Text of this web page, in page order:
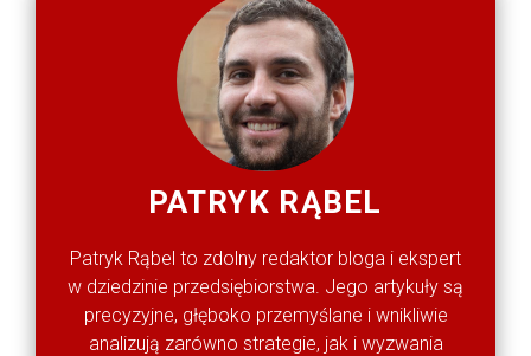
PATRYK RĄBEL
Patryk Rąbel to zdolny redaktor bloga i ekspert
w dziedzinie przedsiębiorstwa. Jego artykuły są
precyzyjne, głęboko przemyślane i wnikliwie
analizują zarówno strategie, jak i wyzwania